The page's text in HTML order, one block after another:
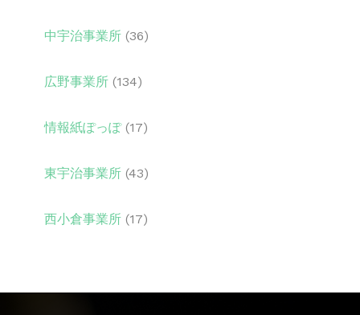
中宇治事業所 (36)
広野事業所 (134)
情報紙ぽっぽ(17)
東宇治事業所 (43)
西小倉事業所 (17)